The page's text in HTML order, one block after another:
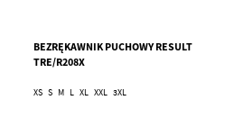
BEZRĘKAWNIK PUCHOWY RESULT
TRE/R208X
XS S M L XL XXL 3XL